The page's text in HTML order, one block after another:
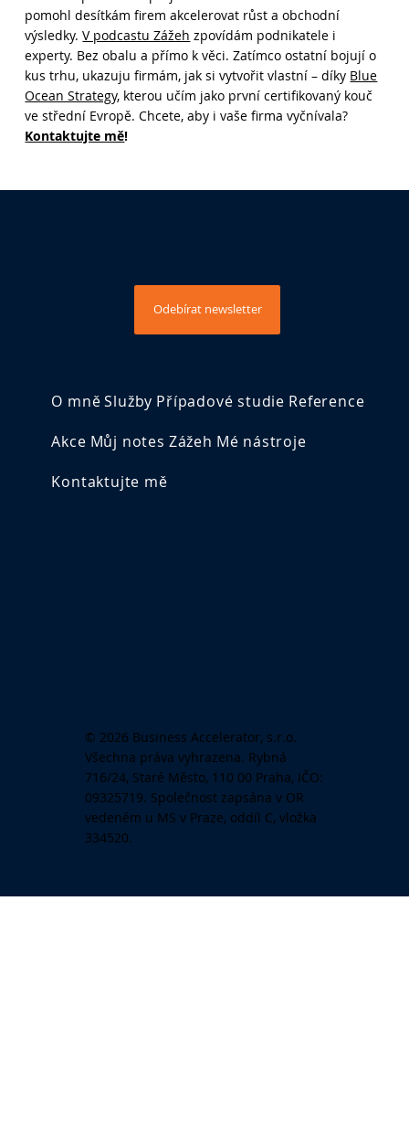
Továrna na zakázky se buduje jako
systém
pomohl desítkám firem akcelerovat růst a obchodní
výsledky.V podcastu Zážeh zpovídám podnikatele i
experty. Bez obalu a přímo k věci. Zatímco ostatní bojují o
kus trhu, ukazuju firmám, jak si vytvořit vlastní – díky Blue
Ocean Strategy, kterou učím jako první certifikovaný kouč
ve střední Evropě. Chcete, aby i vaše firma vyčnívala?
Kontaktujte mě!
© 2026 Business Accelerator, s.r.o.
Všechna práva vyhrazena. Rybná
716/24, Staré Město, 110 00 Praha, IČO:
09325719. Společnost zapsána v OR
vedeném u MS v Praze, oddíl C, vložka
334520.
Odebírat newsletter
O mně Služby Případové studie Reference
Akce Můj notes Zážeh Mé nástroje
Kontaktujte mě